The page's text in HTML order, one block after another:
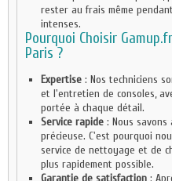
rester au frais même
intenses.
Pourquoi Choisir
Paris ?
Expertise : Nos techniciens
et l'entretien de consoles,
portée à chaque détail.
Service rapide : Nous
précieuse. C'est pourquoi
service de nettoyage et de
plus rapidement possible.
Garantie de satisfaction :